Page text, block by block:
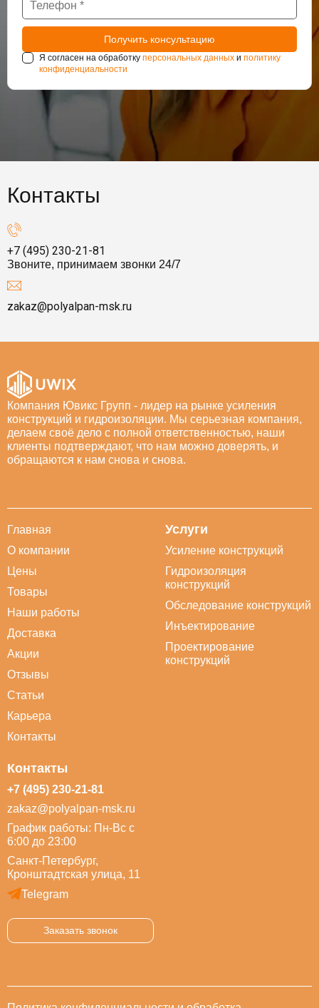
Я согласен на обработку персональных данных и политику
конфиденциальности
Контакты
+7 (495) 230-21-81
Звоните, принимаем звонки 24/7
zakaz@polyalpan-msk.ru
Компания Ювикс Групп - лидер на рынке усиления
конструкций и гидроизоляции. Мы серьезная компания,
делаем своё дело с полной ответственностью, наши
клиенты подтверждают, что нам можно доверять, и
обращаются к нам снова и снова.
Главная
О компании
Цены
Товары
Наши работы
Доставка
Акции
Отзывы
Статьи
Карьера
Контакты
Услуги
Усиление конструкций
Гидроизоляция
конструкций
Обследование конструкций
Инъектирование
Проектирование
конструкций
Контакты
+7 (495) 230-21-81
zakaz@polyalpan-msk.ru
График работы: Пн-Вс с
6:00 до 23:00
Санкт-Петербург,
Кронштадтская улица, 11
Telegram
Заказать звонок